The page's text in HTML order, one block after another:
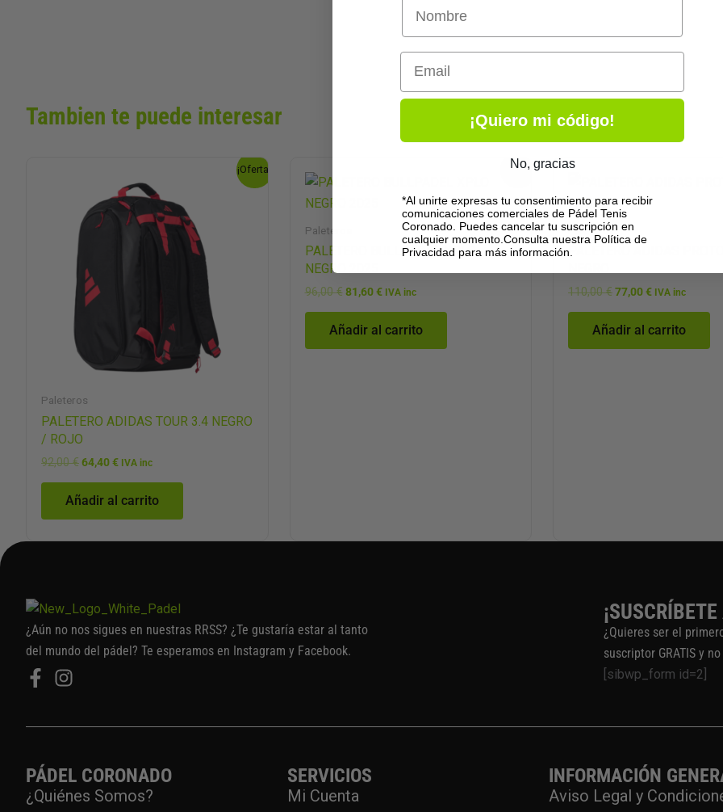
Tambien te puede interesar
¡Oferta!
Paleteros
PALETERO ADIDAS TOUR 3.4 NEGRO
/ ROJO
92,00€
original
era:
92,00 €.
64,40€
actual
es:
64,40 €.
IVA inc
Añadir al carrito
¡Oferta!
Paleteros
PALETERO BULLPADEL XPLO
NEGRO 2025
96,00€ 81,60€
81,60 €.
IVA inc
Añadir al carrito
Paleteros
PALETERO ADIDAS
110,00€
era:
110,00 €.
77,00€ IVA inc
Añadir al carrito
¿Aún no nos sigues en nuestras RRSS? ¿Te gustaría estar al tanto
del mundo del pádel? Te esperamos en Instagram y Facebook.
¿Quieres ser el
suscriptor GRATIS y
[sibwp_form id=2]
PÁDEL CORONADO
¿Quiénes Somos?
SERVICIOS
Mi Cuenta
INFORMACIÓN
Aviso Legal y
Email
¡Quiero mi código!
No, gracias
*Al unirte expresas tu consentimiento para recibir
comunicaciones comerciales de Pádel Tenis
Coronado. Puedes cancelar tu suscripción en
cualquier momento.Consulta nuestra Política de
Privacidad para más información.